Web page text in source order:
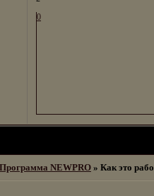
0
NEWPRO » Как это